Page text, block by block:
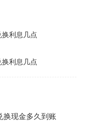
利息几点
利息几点
换现金多久到账